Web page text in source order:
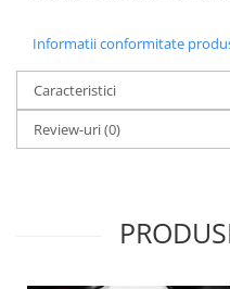
Informatii conformitate
Caracteristici
Review-uri(0)